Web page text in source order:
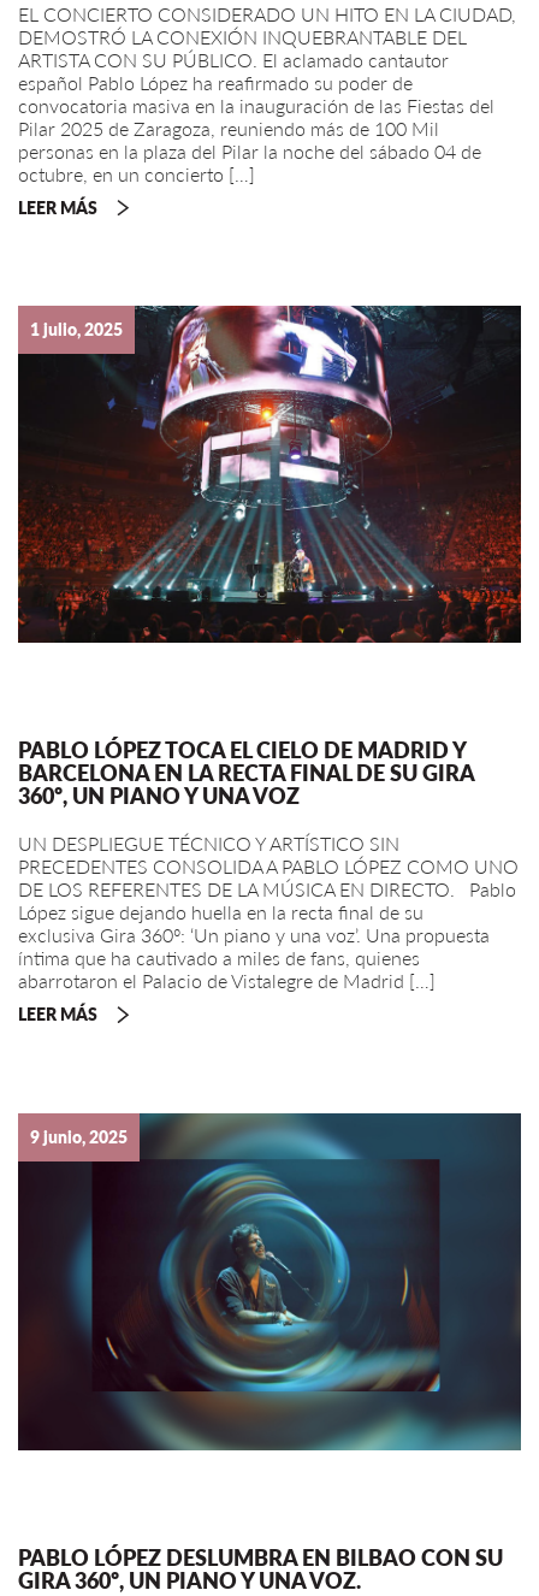
EL CONCIERTO CONSIDERADO UN HITO EN LA CIUDAD,
DEMOSTRÓ LA CONEXIÓN INQUEBRANTABLE DEL
ARTISTA CON SU PÚBLICO. El aclamado cantautor
español Pablo López ha reafirmado su poder de
convocatoria masiva en la inauguración de las Fiestas del
Pilar 2025 de Zaragoza, reuniendo más de 100 Mil
personas en la plaza del Pilar la noche del sábado 04 de
octubre, en un concierto […]
LEER MÁS
1 julio, 2025
PABLO LÓPEZ TOCA EL CIELO DE MADRID Y
BARCELONA EN LA RECTA FINAL DE SU GIRA
360º, UN PIANO Y UNA VOZ
UN DESPLIEGUE TÉCNICO Y ARTÍSTICO SIN
PRECEDENTES CONSOLIDA A PABLO LÓPEZ COMO UNO
DE LOS REFERENTES DE LA MÚSICA EN DIRECTO. Pablo
López sigue dejando huella en la recta final de su
exclusiva Gira 360º: ‘Un piano y una voz’. Una propuesta
íntima que ha cautivado a miles de fans, quienes
abarrotaron el Palacio de Vistalegre de Madrid […]
LEER MÁS
9 junio, 2025
PABLO LÓPEZ DESLUMBRA EN BILBAO CON SU
GIRA 360º, UN PIANO Y UNA VOZ.